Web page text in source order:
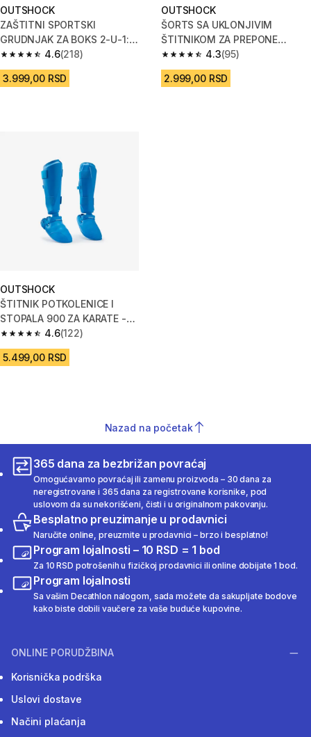
OUTSHOCK
ZAŠTITNI SPORTSKI
GRUDNJAK ZA BOKS 2-U-1:
Potpora i zaštita
4.6
4.6 od 5 zvezdica from 218 Recenzije
(218)
3.999,00 RSD
OUTSHOCK
ŠORTS SA UKLONJIVIM
ŠTITNIKOM ZA PREPONE
ŽENSKI 500
4.3
4.3 od 5 zvezdica from 95
(95)
2.999,00 RSD
OUTSHOCK
ŠTITNIK POTKOLENICE I
STOPALA 900 ZA KARATE -
PLAVI
4.6
4.6 od 5 zvezdica from 122 Recenzije
(122)
5.499,00 RSD
Nazad na početak
365 dana za bezbrižan povraćaj
Omogućavamo povraćaj ili zamenu proizvoda – 30 dana za
neregistrovane i 365 dana za registrovane korisnike, pod
uslovom da su nekorišćeni, čisti i u originalnom pakovanju.
Besplatno preuzimanje u prodavnici
Naručite online, preuzmite u prodavnici – brzo i besplatno!
Program lojalnosti – 10 RSD = 1 bod
Za 10 RSD potrošenih u fizičkoj prodavnici ili online dobijate 1 bod.
Program lojalnosti
Sa vašim Decathlon nalogom, sada možete da sakupljate bodove
kako biste dobili vaučere za vaše buduće kupovine.
ONLINE PORUDŽBINA
Korisnička podrška
Uslovi dostave
Načini plaćanja